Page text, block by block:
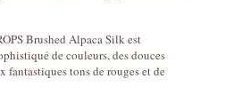
Brushed Alpaca Silk est
de couleurs, des douces
fantastiques tons de rouges et de